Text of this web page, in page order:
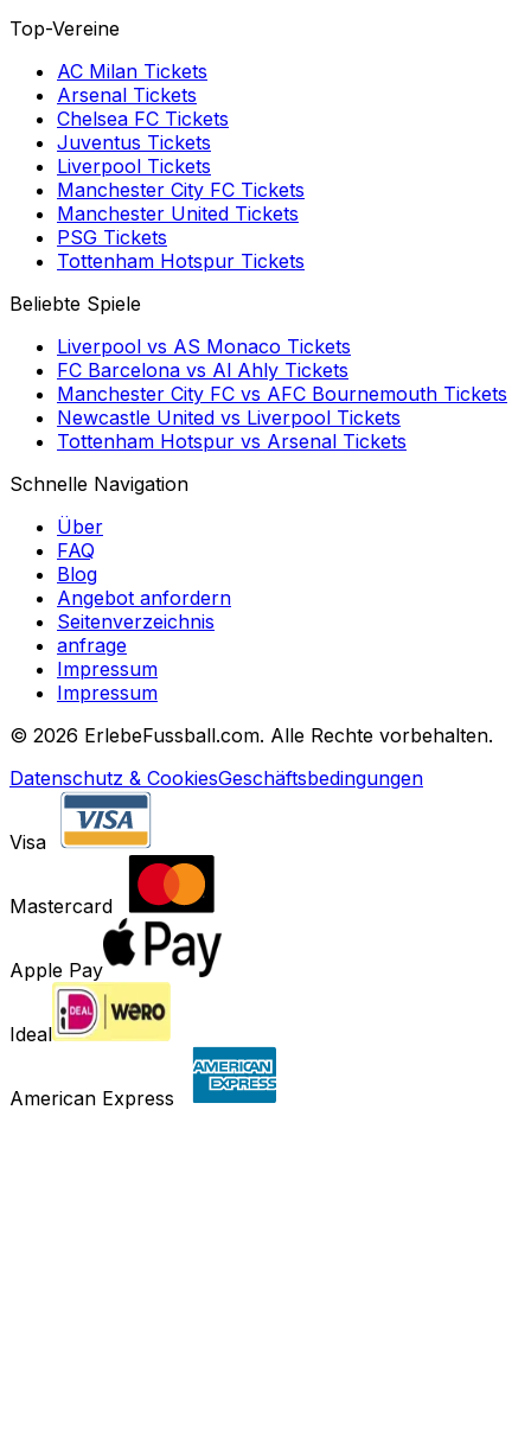
Top-Vereine
AC Milan Tickets
Arsenal Tickets
Chelsea FC Tickets
Juventus Tickets
Liverpool Tickets
Manchester City FC Tickets
Manchester United Tickets
PSG Tickets
Tottenham Hotspur Tickets
Beliebte Spiele
Liverpool vs AS Monaco Tickets
FC Barcelona vs Al Ahly Tickets
Manchester City FC vs AFC Bournemouth Tickets
Newcastle United vs Liverpool Tickets
Tottenham Hotspur vs Arsenal Tickets
Schnelle Navigation
Über
FAQ
Blog
Angebot anfordern
Seitenverzeichnis
anfrage
Impressum
Impressum
© 2026 ErlebeFussball.com. Alle Rechte vorbehalten.
Datenschutz & CookiesGeschäftsbedingungen
Visa
Mastercard
Apple Pay
Ideal
American Express